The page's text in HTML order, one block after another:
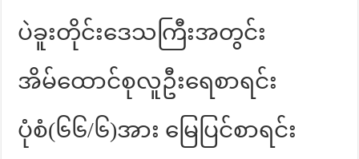
ပဲခူးတိုင်းဒေသကြီးအတွင်း
အိမ်ထောင်စုလူဦးရေစာရင်း
ပုံစံ(၆၆/၆)အား မြေပြင်စာရင်း